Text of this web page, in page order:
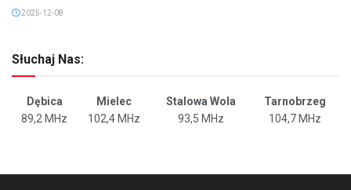
2025-12-08
Słuchaj Nas:
Dębica Mielec Stalowa Wola
Tarnobrzeg
89,2 MHz
102,4 MHz 93,5 MHz 104,7 MHz